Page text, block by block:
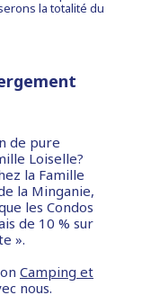
la totalité du
de pure
Loiselle?
la Famille
la Minganie,
les Condos
de 10 % sur
».
Camping et
nous.